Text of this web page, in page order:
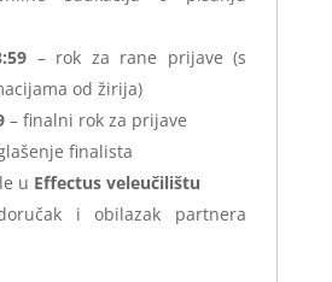
– rok za rane prijave (s
od žirija)
– finalni rok za prijave
finalista
u Effectus veleučilištu
i obilazak partnera